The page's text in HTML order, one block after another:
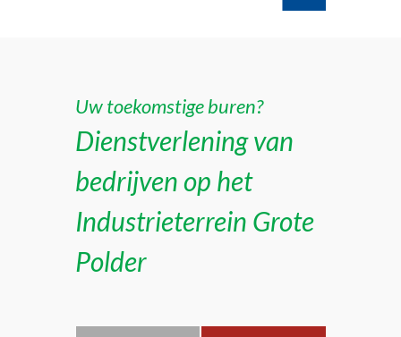
Uw toekomstige buren?
Dienstverlening van
bedrijven op het
Industrieterrein Grote
Polder